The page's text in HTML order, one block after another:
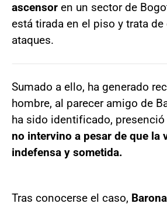
ascensor en un sector de
está tirada en el piso y trata
ataques.
Sumado a ello, ha generado
hombre, al parecer amigo de
ha sido identificado, presenció
no intervino a pesar de que la
indefensa y sometida.
Tras conocerse el caso,